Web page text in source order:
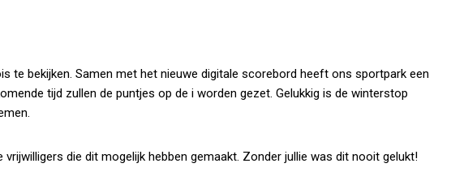
te bekijken. Samen met het nieuwe digitale scorebord heeft ons sportpark een
tijd zullen de puntjes op de i worden gezet. Gelukkig is de winterstop
vrijwilligers die dit mogelijk hebben gemaakt. Zonder jullie was dit nooit gelukt!